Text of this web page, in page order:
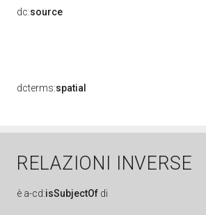
dc:source
dcterms:spatial
RELAZIONI INVERSE
è a-cd:isSubjectOf di